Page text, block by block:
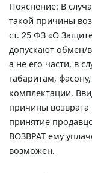
Пояснение: В
такой причины
ст. 25 ФЗ «О
допускают обмен/
а не его части, в
габаритам,
комплектации.
причины возврата
принятие
ВОЗВРАТ ему
возможен.